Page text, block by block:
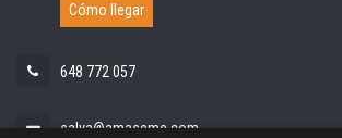
Cómo llegar
648 772 057
salva@amaseme.com